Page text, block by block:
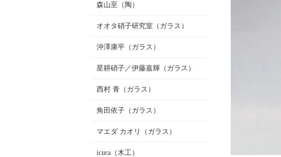
森山至（陶）
オオタ硝子研究室（ガラス）
沖澤康平（ガラス）
星耕硝子／伊藤嘉輝（ガラス）
西村 青（ガラス）
角田依子（ガラス）
マエダ カオリ（ガラス）
icura（木工）